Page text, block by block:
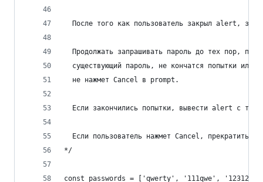
После того как пользователь закрыл alert,
Продолжать запрашивать пароль до тех пор,
существующий пароль, не кончатся попытки или
  не нажмет Cancel в prompt.
Если закончились попытки, вывести alert с
Если пользователь нажмет Cancel, прекратить
*/
const passwords = ['qwerty', '111qwe', '123123',